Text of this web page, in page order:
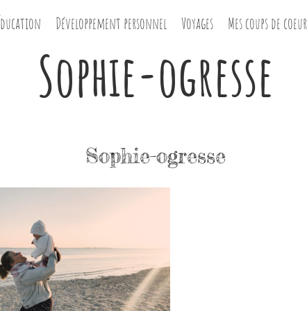
Développement personnel Voyages Mes coups de coeur
Sophie-ogresse
Sophie-ogresse